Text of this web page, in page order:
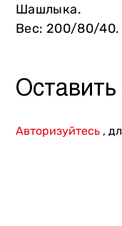
Уголь и
Шашлыка.
Вес: 200/80/40.
Авторизуйтесь ,